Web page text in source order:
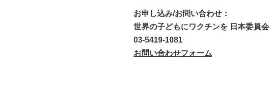
お申し込み/お問い合わせ：
世界の子どもにワクチンを 日本委員会
03-5419-1081
お問い合わせフォーム